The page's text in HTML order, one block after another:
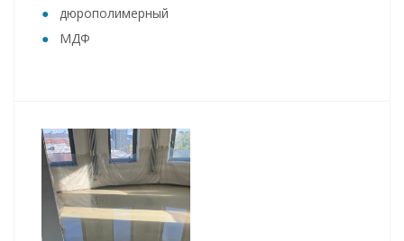
дюрополимерный
МДФ